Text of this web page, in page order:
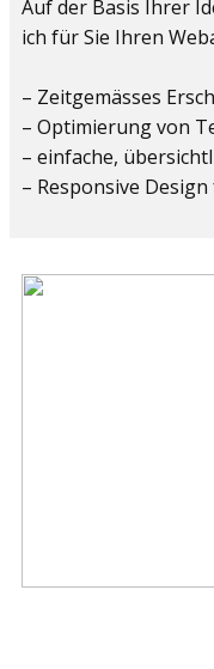
Auf der Basis Ihrer
ich für Sie Ihren
– Zeitgemässes
– Optimierung von
– einfache,
– Responsive